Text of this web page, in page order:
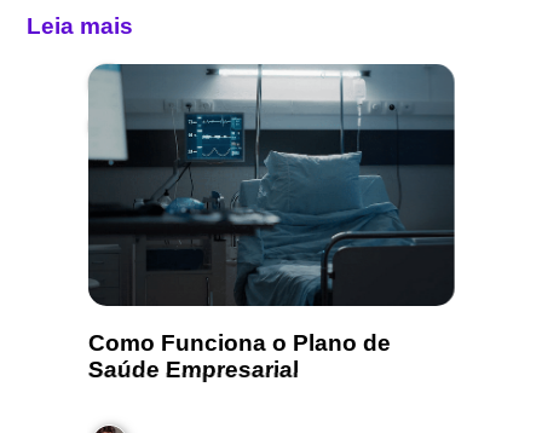
Leia mais
Como Funciona o Plano de
Saúde Empresarial